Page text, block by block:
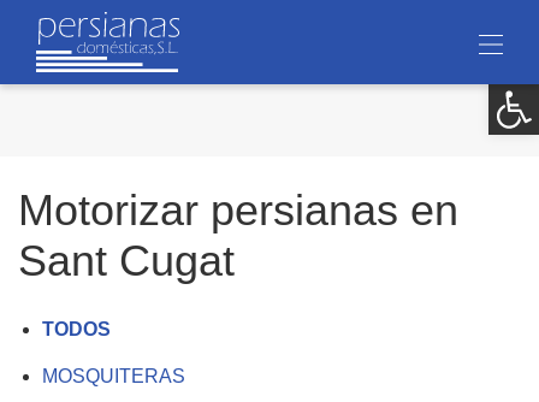
Motorizar persianas en
Sant Cugat
TODOS
MOSQUITERAS